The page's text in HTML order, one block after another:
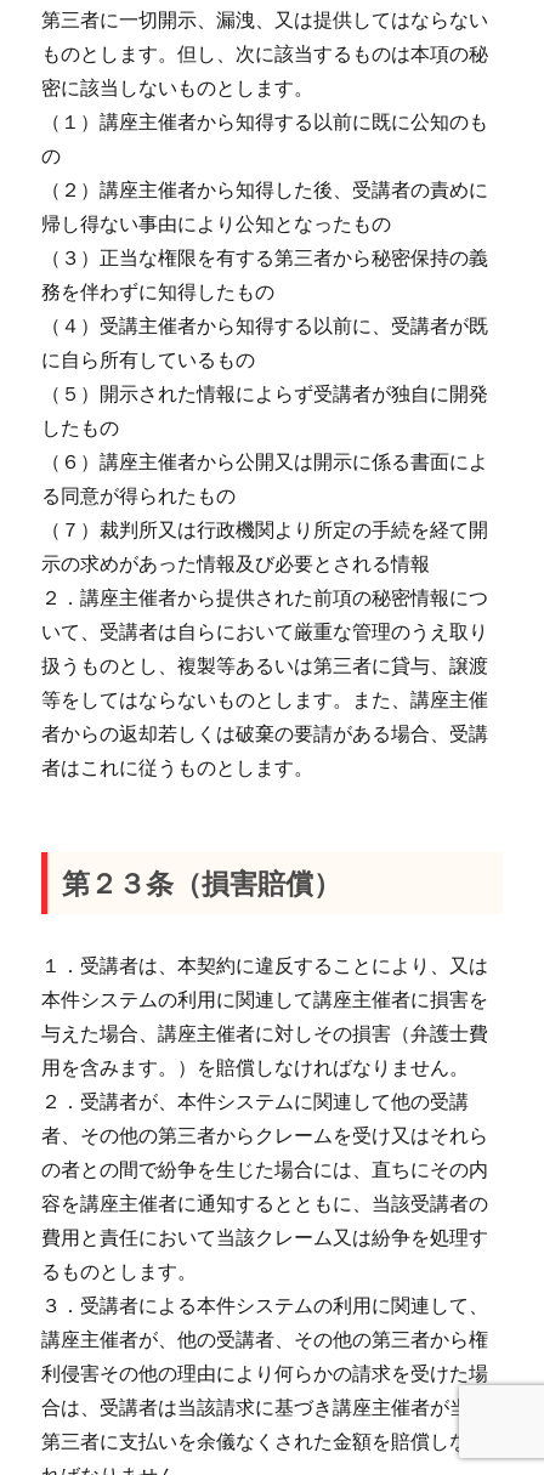
第三者に一切開示、漏洩、又は提供してはならない
ものとします。但し、次に該当するものは本項の秘
密に該当しないものとします。
（１）講座主催者から知得する以前に既に公知のも
の
（２）講座主催者から知得した後、受講者の責めに
帰し得ない事由により公知となったもの
（３）正当な権限を有する第三者から秘密保持の義
務を伴わずに知得したもの
（４）受講主催者から知得する以前に、受講者が既
に自ら所有しているもの
（５）開示された情報によらず受講者が独自に開発
したもの
（６）講座主催者から公開又は開示に係る書面によ
る同意が得られたもの
（７）裁判所又は行政機関より所定の手続を経て開
示の求めがあった情報及び必要とされる情報
２．講座主催者から提供された前項の秘密情報につ
いて、受講者は自らにおいて厳重な管理のうえ取り
扱うものとし、複製等あるいは第三者に貸与、譲渡
等をしてはならないものとします。また、講座主催
者からの返却若しくは破棄の要請がある場合、受講
者はこれに従うものとします。
第２３条（損害賠償）
１．受講者は、本契約に違反することにより、又は
本件システムの利用に関連して講座主催者に損害を
与えた場合、講座主催者に対しその損害（弁護士費
用を含みます。）を賠償しなければなりません。
２．受講者が、本件システムに関連して他の受講
者、その他の第三者からクレームを受け又はそれら
の者との間で紛争を生じた場合には、直ちにその内
容を講座主催者に通知するとともに、当該受講者の
費用と責任において当該クレーム又は紛争を処理す
るものとします。
３．受講者による本件システムの利用に関連して、
講座主催者が、他の受講者、その他の第三者から権
利侵害その他の理由により何らかの請求を受けた場
合は、受講者は当該請求に基づき講座主催者が当該
第三者に支払いを余儀なくされた金額を賠償しなけ